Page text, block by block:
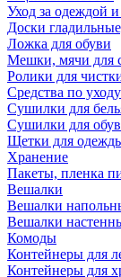
Уход за одеждой
Доски
Ложка для обуви
Мешки, мячи для
Ролики для
Средства по
Сушилки для
Сушилки для
Щетки для
Хранение
Пакеты, пленка
Вешалки
Вешалки
Вешалки
Комоды
Контейнеры для
Контейнеры для